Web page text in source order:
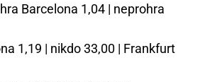
Barcelona 1,04 | neprohra
1,19 | nikdo 33,00 | Frankfurt